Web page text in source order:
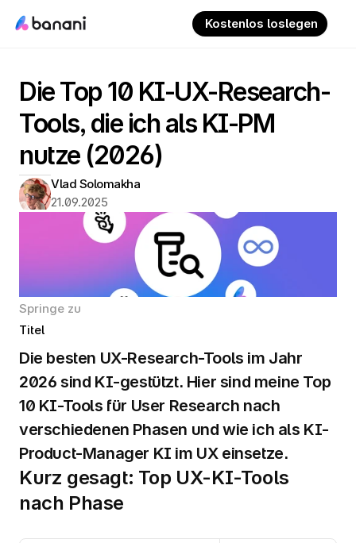
Kostenlos loslegen
Die Top 10 KI-UX-Research-
Tools, die ich als KI-PM
nutze (2026)
Vlad Solomakha
21.09.2025
Springe zu
Titel
Die besten UX-Research-Tools im Jahr
2026 sind KI-gestützt. Hier sind meine Top
10 KI-Tools für User Research nach
verschiedenen Phasen und wie ich als KI-
Product-Manager KI im UX einsetze.
Kurz gesagt: Top UX-KI-Tools
nach Phase